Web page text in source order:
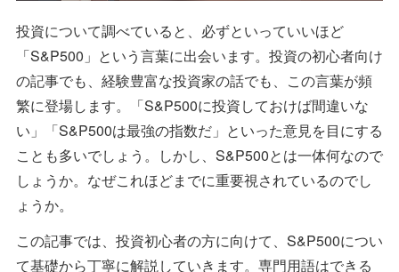
投資について調べていると、必ずといっていいほど
「S&P500」という言葉に出会います。投資の初心者向け
の記事でも、経験豊富な投資家の話でも、この言葉が頻
繁に登場します。「S&P500に投資しておけば間違いな
い」「S&P500は最強の指数だ」といった意見を目にする
ことも多いでしょう。しかし、S&P500とは一体何なので
しょうか。なぜこれほどまでに重要視されているのでし
ょうか。
この記事では、投資初心者の方に向けて、S&P500につい
て基礎から丁寧に解説していきます。専門用語はできる